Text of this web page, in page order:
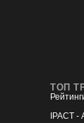
ТОП
IPACT -